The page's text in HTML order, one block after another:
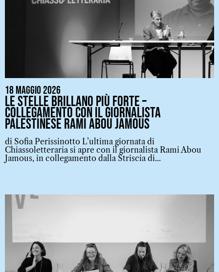
18 Maggio 2026
Le stelle brillano più forte –
collegamento con il giornalista
palestinese Rami Abou Jamous
di Sofia Perissinotto L’ultima giornata di
Chiassoletteraria si apre con il giornalista Rami Abou
Jamous, in collegamento dalla Striscia di...